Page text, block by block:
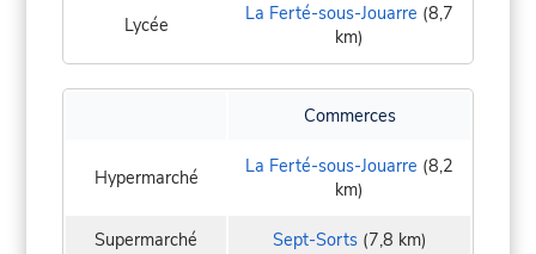
Lycée La Ferté-sous-Jouarre (8,7
km)
Commerces
Hypermarché La Ferté-sous-Jouarre (8,2
km)
Supermarché Sept-Sorts(7,8 km)